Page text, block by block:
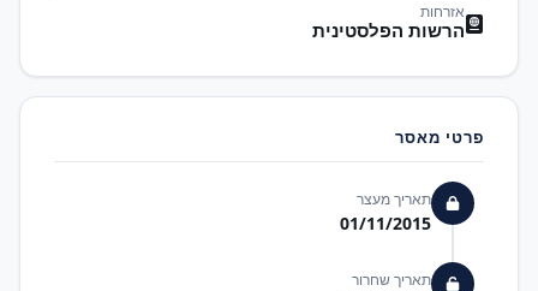
אזרחות
הרשות הפלסטינית
פרטי מאסר
תאריך מעצר
01/11/2015
תאריך שחרור